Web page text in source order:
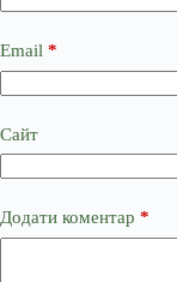
Email *
Сайт
Додати коментар *